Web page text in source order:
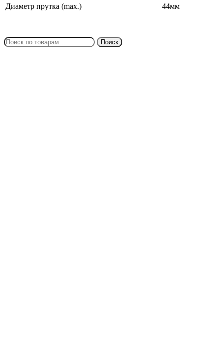
Диаметр прутка (max.)
44мм
Искать: Поиск